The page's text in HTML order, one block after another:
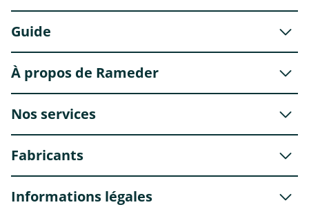
Guide
À propos de Rameder
Nos services
Fabricants
Informations légales